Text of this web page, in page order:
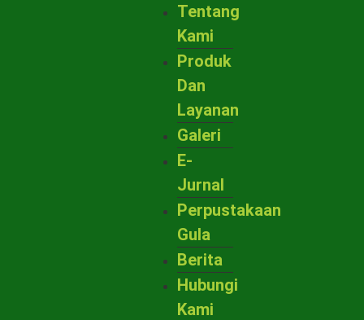
Tentang
Kami
Produk
Dan
Layanan
Galeri
E-
Jurnal
Perpustakaan
Gula
Berita
Hubungi
Kami